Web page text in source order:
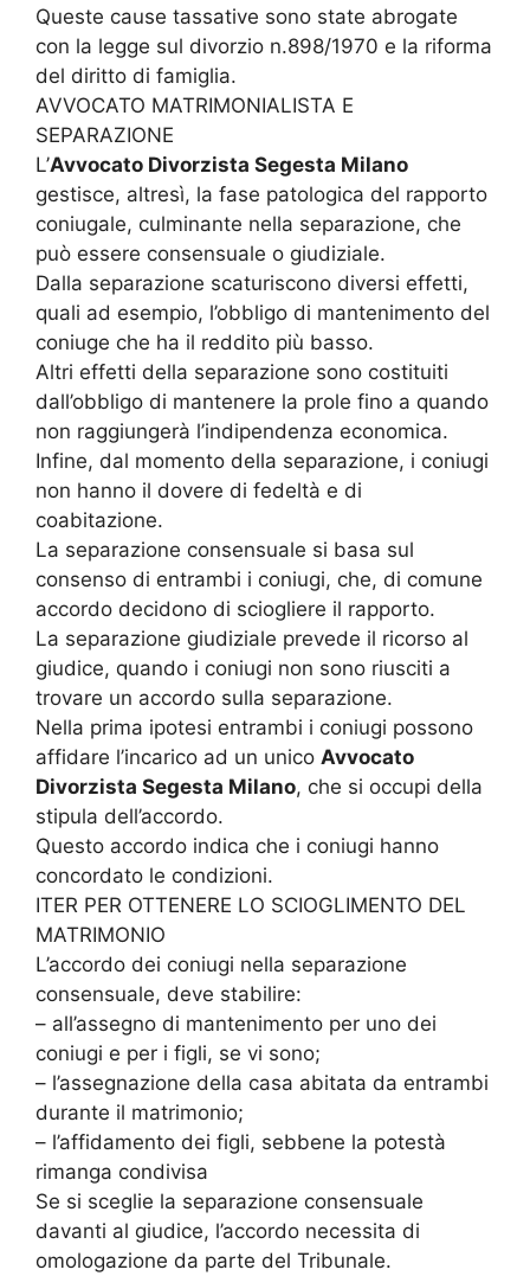
Queste cause tassative sono state abrogate
con la legge sul divorzio n.898/1970 e la riforma
del diritto di famiglia.
AVVOCATO MATRIMONIALISTA E
SEPARAZIONE
L’Avvocato Divorzista Segesta Milano
gestisce, altresì, la fase patologica del rapporto
coniugale, culminante nella separazione, che
può essere consensuale o giudiziale.
Dalla separazione scaturiscono diversi effetti,
quali ad esempio, l’obbligo di mantenimento del
coniuge che ha il reddito più basso.
Altri effetti della separazione sono costituiti
dall’obbligo di mantenere la prole fino a quando
non raggiungerà l’indipendenza economica.
Infine, dal momento della separazione, i coniugi
non hanno il dovere di fedeltà e di
coabitazione.
La separazione consensuale si basa sul
consenso di entrambi i coniugi, che, di comune
accordo decidono di sciogliere il rapporto.
La separazione giudiziale prevede il ricorso al
giudice, quando i coniugi non sono riusciti a
trovare un accordo sulla separazione.
Nella prima ipotesi entrambi i coniugi possono
affidare l’incarico ad un unico Avvocato
Divorzista Segesta Milano, che si occupi della
stipula dell’accordo.
Questo accordo indica che i coniugi hanno
concordato le condizioni.
ITER PER OTTENERE LO SCIOGLIMENTO DEL
MATRIMONIO
L’accordo dei coniugi nella separazione
consensuale, deve stabilire:
– all’assegno di mantenimento per uno dei
coniugi e per i figli, se vi sono;
– l’assegnazione della casa abitata da entrambi
durante il matrimonio;
– l’affidamento dei figli, sebbene la potestà
rimanga condivisa
Se si sceglie la separazione consensuale
davanti al giudice, l’accordo necessita di
omologazione da parte del Tribunale.